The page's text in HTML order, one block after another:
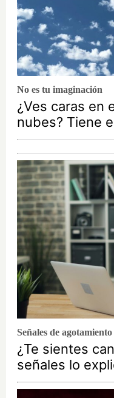
No es tu imaginación
¿Ves caras en
nubes? Tiene
Señales de agotamiento
¿Te sientes
señales lo